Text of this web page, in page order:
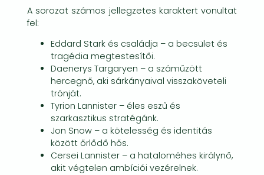
A sorozat számos jellegzetes karaktert vonultat
fel:
Eddard Stark és családja – a becsület és
tragédia megtestesítői.
Daenerys Targaryen – a száműzött
hercegnő, aki sárkányaival visszaköveteli
trónját.
Tyrion Lannister – éles eszű és
szarkasztikus stratégánk.
Jon Snow – a kötelesség és identitás
között őrlődő hős.
Cersei Lannister – a hataloméhes királynő,
akit végtelen ambíciói vezérelnek.